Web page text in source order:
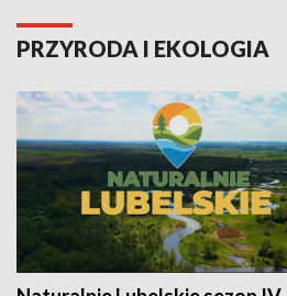
PRZYRODA I EKOLOGIA